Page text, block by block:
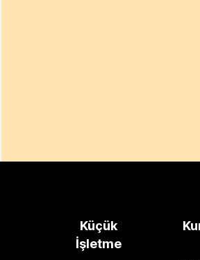
Küçük
İşletme